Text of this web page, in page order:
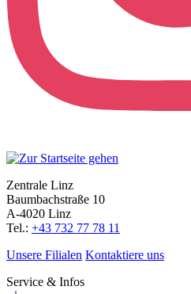
Zentrale Linz
Baumbachstraße 10
A-4020 Linz
Tel.: +43 732 77 78 11
Unsere Filialen Kontaktiere uns
Service & Infos